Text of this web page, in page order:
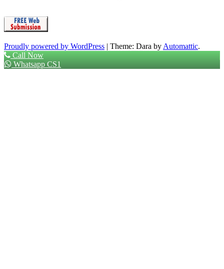
Proudly powered by WordPress | Theme: Dara by Automattic.
Call Now
Whatsapp CS1